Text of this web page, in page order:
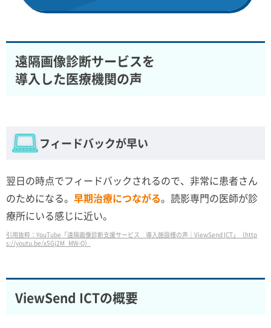
遠隔画像診断サービスを
導入した医療機関の声
フィードバックが早い
翌日の時点でフィードバックされるので、非常に患者さん
のためになる。 早期治療につながる。読影専門の医師が診
療所にいる感じに近い。
引用抜粋：YouTube「遠隔画像診断支援サービス 導入施設様の声｜ViewSend ICT」（http
s://youtu.be/x5Gj2M_MW-Q）
ViewSend ICTの概要